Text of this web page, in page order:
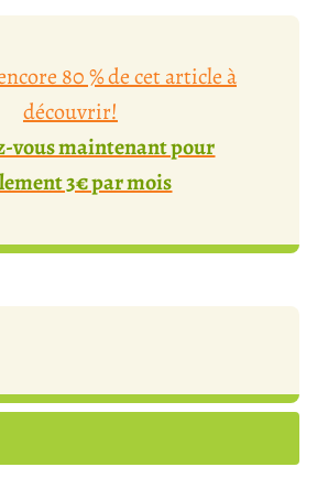
80 % de cet article à
découvrir!
vous maintenant pour
3€ par mois